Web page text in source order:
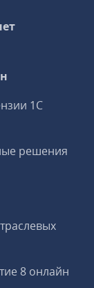
1С
решения
8 онлайн